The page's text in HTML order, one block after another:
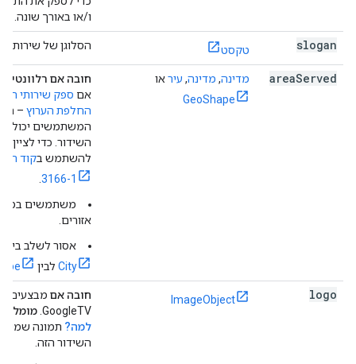
ו/או באורך שונה.
slogan טקסט הסלוגן של שירות
areaServed מדינה, מדינה, עיראו
GeoShape
חובה אם רלוונטי
אם ספק שירותי
החלפת הערוץ –
המשתמשים
השידור. כדי לציין
להשתמש ב
3166-1
משתמשים
אזורים.
אסור לשלב בין
City לבין
logo
ImageObject חובה אם מבצעים
GoogleTV. מומלץ
למה? תמונה
השידור הזה.